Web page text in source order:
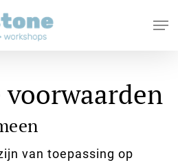
van toepassing op